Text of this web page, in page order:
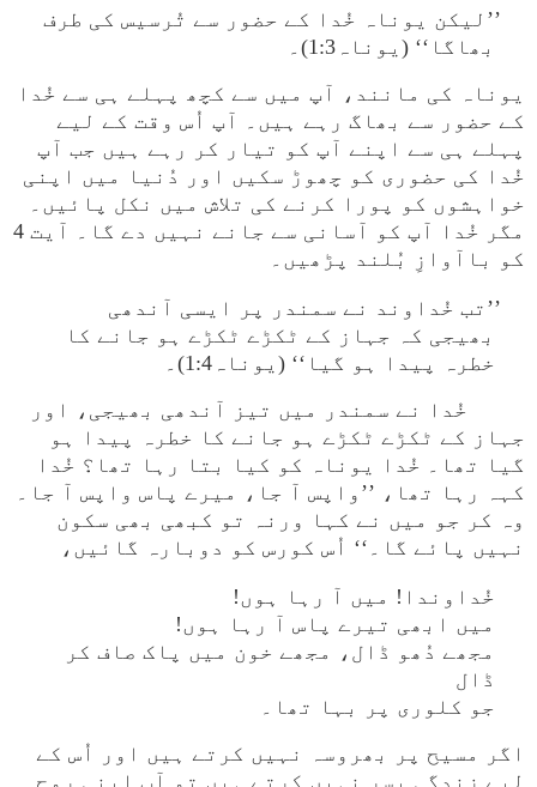
’’لیکن یوناہ خُدا کے حضور سے تُرسیس کی طرف
بھاگا‘‘ (یوناہ1:3)۔
یوناہ کی مانند، آپ میں سے کچھ پہلے ہی سے خُدا
کے حضور سے بھاگ رہے ہیں۔ آپ اُس وقت کے لیے
پہلے ہی سے اپنے آپ کو تیار کر رہے ہیں جب آپ
خُدا کی حضوری کو چھوڑ سکیں اور دُنیا میں اپنی
خواہشوں کو پورا کرنے کی تلاش میں نکل پائیں۔
مگر خُدا آپ کو آسانی سے جانے نہیں دے گا۔ آیت 4
کو باآوازِ بُلند پڑھیں۔
’’تب خُداوند نے سمندر پر ایسی آندھی
بھیجی کہ جہاز کے ٹکڑے ٹکڑے ہو جانے کا
خطرہ پیدا ہو گیا‘‘ (یوناہ1:4)۔
خُدا نے سمندر میں تیز آندھی بھیجی، اور
جہاز کے ٹکڑے ٹکڑے ہو جانے کا خطرہ پیدا ہو
گیا تھا۔ خُدا یوناہ کو کیا بتا رہا تھا؟ خُدا
کہہ رہا تھا، ’’واپس آ جا، میرے پاس واپس آ جا۔
وہ کر جو میں نے کہا ورنہ تو کبھی بھی سکون
نہیں پائے گا۔‘‘ اُس کورس کو دوبارہ گائیں،
خُداوندا! میں آ رہا ہوں!
میں ابھی تیرے پاس آ رہا ہوں!
مجھے دُھو ڈال، مجھے خون میں پاک صاف کر
ڈال
جو کلوری پر بہا تھا۔
اگر مسیح پر بھروسہ نہیں کرتے ہیں اور اُس کے
لیے زندگی بسر نہیں کرتے ہیں تو آپ اپنی روح